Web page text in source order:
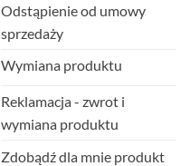
Odstąpienie od umowy
sprzedaży
Wymiana produktu
Reklamacja - zwrot i
wymiana produktu
Zdobądź dla mnie produkt